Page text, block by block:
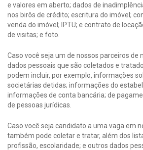
e valores em aberto; dados de
nos birôs de crédito; escritura do imóvel;
venda do imóvel; IPTU; e contrato de
de visitas; e foto.
Caso você seja um de nossos parceiros de
dados pessoais que são coletados e
podem incluir, por exemplo, informações
societárias detidas; informações do
informações de conta bancária; de
de pessoas jurídicas.
Caso você seja candidato a uma vaga em
também pode coletar e tratar, além dos
profissão, escolaridade; e outros dados